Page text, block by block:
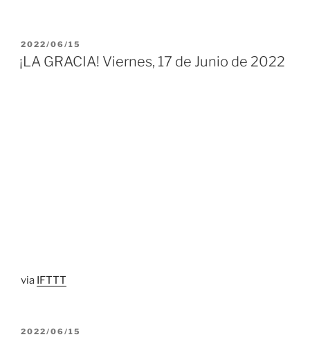
PUBLICADO
EL
2022/06/15
¡LA GRACIA! Viernes, 17 de Junio de 2022
via IFTTT
PUBLICADO
2022/06/15